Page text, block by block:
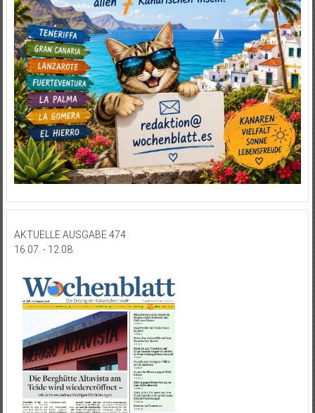
AKTUELLE AUSGABE 474
16.07. - 12.08.